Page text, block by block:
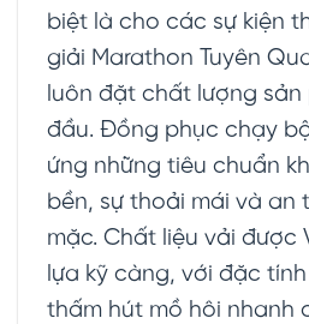
biệt là cho các sự kiện
giải Marathon Tuyên
luôn đặt chất lượng sản
đầu. Đồng phục chạy
ứng những tiêu chuẩn
bền, sự thoải mái và an
mặc. Chất liệu vải được
lựa kỹ càng, với đặc
thấm hút mồ hôi nhanh